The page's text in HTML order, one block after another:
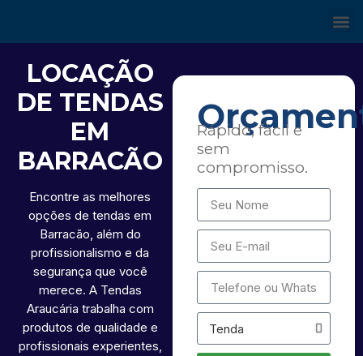
LOCAÇÃO
DE TENDAS
EM
BARRACÃO
Encontre as melhores
opções de tendas em
Barracão, além do
profissionalismo e da
segurança que você
merece. A Tendas
Araucária trabalha com
produtos de qualidade e
profissionais experientes,
Rápido, fácil e
sem
compromisso.